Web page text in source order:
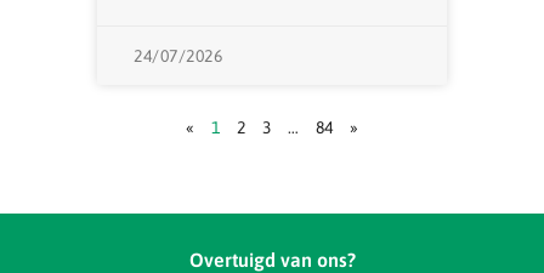
24/07/2026
« 1 2 3 … 84 »
Overtuigd van ons?